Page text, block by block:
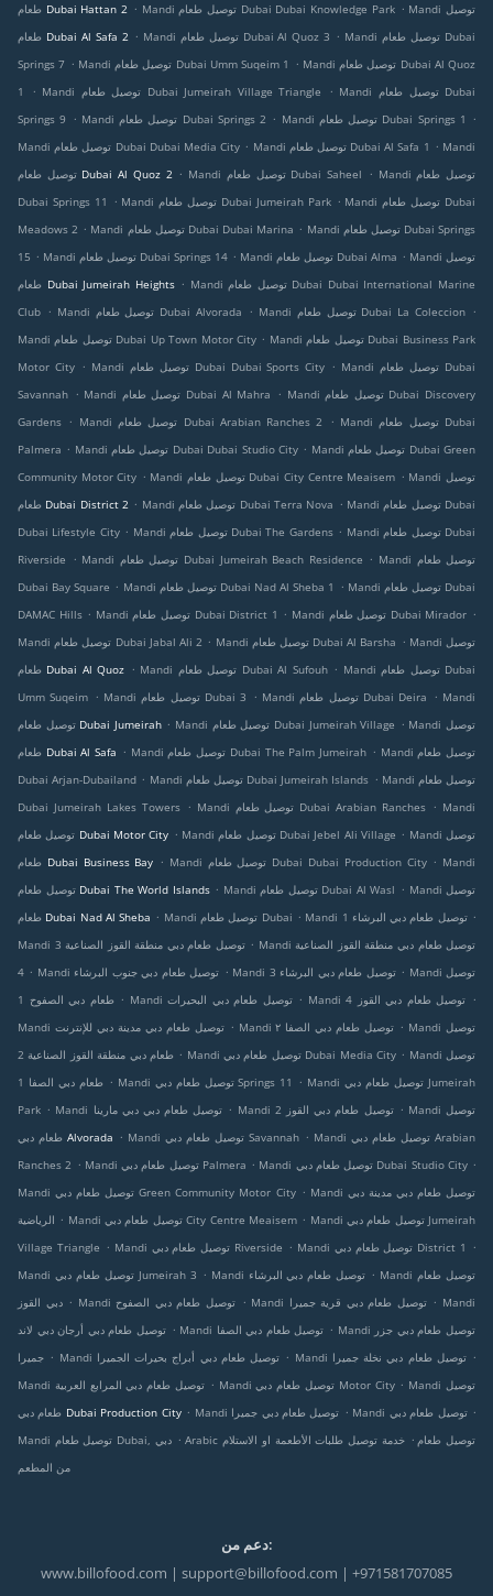
طعام Dubai Hattan 2 . Mandi توصيل طعام Dubai Dubai Knowledge Park . Mandi توصيل
طعام Dubai Al Safa 2 . Mandi توصيل طعام Dubai Al Quoz 3 . Mandi توصيل طعام Dubai
Springs 7 . Mandi توصيل طعام Dubai Umm Suqeim 1 . Mandi توصيل طعام Dubai Al Quoz
1
. Mandi توصيل طعام Dubai Jumeirah Village Triangle . Mandi توصيل طعام Dubai
Springs 9
. Mandi توصيل طعام Dubai Springs 2 . Mandi توصيل طعام Dubai Springs 1
.
Mandi توصيل طعام Dubai Dubai Media City . Mandi توصيل طعام Dubai Al Safa 1 . Mandi
توصيل طعام Dubai Al Quoz 2 . Mandi توصيل طعام Dubai Saheel . Mandi توصيل طعام
Dubai Springs 11
. Mandi توصيل طعام Dubai Jumeirah Park . Mandi توصيل طعام Dubai
Meadows 2 . Mandi توصيل طعام Dubai Dubai Marina . Mandi توصيل طعام Dubai Springs
15 . Mandi توصيل طعام Dubai Springs 14 . Mandi توصيل طعام Dubai Alma . Mandi توصيل
طعام Dubai Jumeirah Heights . Mandi توصيل طعام Dubai Dubai International Marine
Club . Mandi توصيل طعام Dubai Alvorada . Mandi توصيل طعام Dubai La Coleccion .
Mandi توصيل طعام Dubai Up Town Motor City . Mandi توصيل طعام Dubai Business Park
Motor City . Mandi توصيل طعام Dubai Dubai Sports City . Mandi توصيل طعام Dubai
Savannah . Mandi توصيل طعام Dubai Al Mahra . Mandi توصيل طعام Dubai Discovery
Gardens . Mandi توصيل طعام Dubai Arabian Ranches 2 . Mandi توصيل طعام Dubai
Palmera . Mandi توصيل طعام Dubai Dubai Studio City . Mandi توصيل طعام Dubai Green
Community Motor City . Mandi توصيل طعام Dubai City Centre Meaisem . Mandi توصيل
طعام Dubai District 2 . Mandi توصيل طعام Dubai Terra Nova . Mandi توصيل طعام Dubai
Dubai Lifestyle City . Mandi توصيل طعام Dubai The Gardens . Mandi توصيل طعام Dubai
Riverside
. Mandi توصيل طعام Dubai Jumeirah Beach Residence . Mandi توصيل طعام
Dubai Bay Square . Mandi توصيل طعام Dubai Nad Al Sheba 1 . Mandi توصيل طعام Dubai
DAMAC Hills . Mandi توصيل طعام Dubai District 1 . Mandi توصيل طعام Dubai Mirador .
Mandi توصيل طعام Dubai Jabal Ali 2 . Mandi توصيل طعام Dubai Al Barsha . Mandi توصيل
طعام Dubai Al Quoz . Mandi توصيل طعام Dubai Al Sufouh . Mandi توصيل طعام Dubai
Umm Suqeim . Mandi توصيل طعام Dubai 3 . Mandi توصيل طعام Dubai Deira . Mandi
توصيل طعام Dubai Jumeirah . Mandi توصيل طعام Dubai Jumeirah Village . Mandi توصيل
طعام Dubai Al Safa . Mandi توصيل طعام Dubai The Palm Jumeirah . Mandi توصيل طعام
Dubai Arjan-Dubailand . Mandi توصيل طعام Dubai Jumeirah Islands . Mandi توصيل طعام
Dubai Jumeirah Lakes Towers . Mandi توصيل طعام Dubai Arabian Ranches . Mandi
توصيل طعام Dubai Motor City . Mandi توصيل طعام Dubai Jebel Ali Village . Mandi توصيل
طعام Dubai Business Bay . Mandi توصيل طعام Dubai Dubai Production City . Mandi
توصيل طعام Dubai The World Islands . Mandi توصيل طعام Dubai Al Wasl . Mandi توصيل
طعام Dubai Nad Al Sheba . Mandi توصيل طعام Dubai . Mandi توصيل طعام دبي البرشاء 1 .
Mandi توصيل طعام دبي منطقة القوز الصناعية 3 . Mandi توصيل طعام دبي منطقة القوز الصناعية
4 . Mandi توصيل طعام دبي جنوب البرشاء . Mandi توصيل طعام دبي البرشاء 3 . Mandi توصيل
طعام دبي الصفوح 1 . Mandi توصيل طعام دبي البحيرات . Mandi توصيل طعام دبي القوز 4 .
Mandi توصيل طعام دبي مدينة دبي للإنترنت . Mandi توصيل طعام دبي الصفا ٢ . Mandi توصيل
طعام دبي منطقة القوز الصناعية 2 . Mandi توصيل طعام دبي Dubai Media City . Mandi توصيل
طعام دبي الصفا 1 . Mandi توصيل طعام دبي Springs 11 . Mandi توصيل طعام دبي Jumeirah
Park . Mandi توصيل طعام دبي دبي مارينا . Mandi توصيل طعام دبي القوز 2 . Mandi توصيل
طعام دبي Alvorada . Mandi توصيل طعام دبي Savannah . Mandi توصيل طعام دبي Arabian
Ranches 2 . Mandi توصيل طعام دبي Palmera . Mandi توصيل طعام دبي Dubai Studio City .
Mandi توصيل طعام دبي Green Community Motor City . Mandi توصيل طعام دبي مدينة دبي
الرياضية . Mandi توصيل طعام دبي City Centre Meaisem . Mandi توصيل طعام دبي Jumeirah
Village Triangle . Mandi توصيل طعام دبي Riverside . Mandi توصيل طعام دبي District 1
.
Mandi توصيل طعام دبي Jumeirah 3 . Mandi توصيل طعام دبي البرشاء . Mandi توصيل طعام
دبي القوز . Mandi توصيل طعام دبي الصفوح . Mandi توصيل طعام دبي قرية جميرا . Mandi
توصيل طعام دبي أرجان دبي لاند . Mandi توصيل طعام دبي الصفا . Mandi توصيل طعام دبي جزر
جميرا . Mandi توصيل طعام دبي أبراج بحيرات الجميرا . Mandi توصيل طعام دبي نخلة جميرا .
Mandi توصيل طعام دبي المرابع العربية . Mandi توصيل طعام دبي Motor City . Mandi توصيل
طعام دبي Dubai Production City . Mandi توصيل طعام دبي جميرا . Mandi توصيل طعام دبي .
Mandi توصيل طعام Dubai, دبي . Arabic توصيل طعام. خدمة توصيل طلبات الأطعمة او الاستلام
من المطعم
دعم من:
www.billofood.com | support@billofood.com | +971581707085